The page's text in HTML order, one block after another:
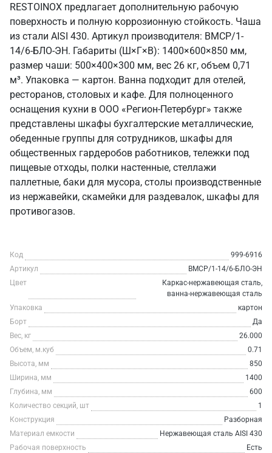
RESTOINOX предлагает дополнительную рабочую
поверхность и полную коррозионную стойкость. Чаша
из стали AISI 430. Артикул производителя: ВМСР/1-
14/6-БЛО-ЭН. Габариты (Ш×Г×В): 1400×600×850 мм,
размер чаши: 500×400×300 мм, вес 26 кг, объем 0,71
м³. Упаковка — картон. Ванна подходит для отелей,
ресторанов, столовых и кафе. Для полноценного
оснащения кухни в ООО «Регион-Петербург» также
представлены шкафы бухгалтерские металлические,
обеденные группы для сотрудников, шкафы для
общественных гардеробов работников, тележки под
пищевые отходы, полки настенные, стеллажи
паллетные, баки для мусора, столы производственные
из нержавейки, скамейки для раздевалок, шкафы для
противогазов.
Код
999-6916
Артикул
ВМСР/1-14/6-БЛО-ЭН
Цвет
Каркас-нержавеющая сталь,
ванна-нержавеющая сталь
Упаковка
картон
Борт
Да
Вес, кг
26.000
Объем, м.куб
0.71
Высота, мм
850
Ширина, мм
1400
Глубина, мм
600
Количество секций, шт
1
Конструкция
Разборная
Материал емкости
Нержавеющая сталь AISI 430
Рабочая поверхность
Есть